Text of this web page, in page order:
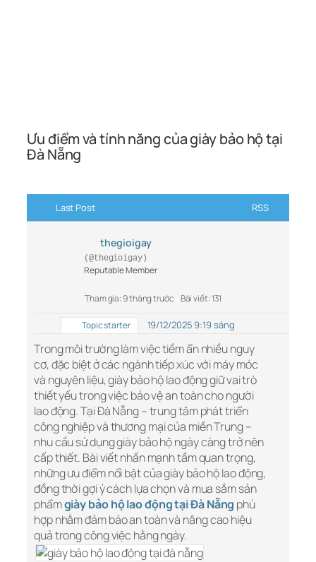
Ưu điểm và tính năng của giày bảo hộ tại
Đà Nẵng
Last Post RSS
thegioigay
(@thegioigay)
Reputable Member
Tham gia: 9 tháng trước Bài viết: 131
Topic starter 19/12/2025 9:19 sáng
Trong môi trường làm việc tiềm ẩn nhiều nguy
cơ, đặc biệt ở các ngành tiếp xúc với máy móc
và nguyên liệu, giày bảo hộ lao động giữ vai trò
thiết yếu trong việc bảo vệ an toàn cho người
lao động. Tại Đà Nẵng – trung tâm phát triển
công nghiệp và thương mại của miền Trung –
nhu cầu sử dụng giày bảo hộ ngày càng trở nên
cấp thiết. Bài viết nhấn mạnh tầm quan trọng,
những ưu điểm nổi bật của giày bảo hộ lao động,
đồng thời gợi ý cách lựa chọn và mua sắm sản
phẩmgiày bảo hộ lao động tại Đà Nẵng phù
hợp nhằm đảm bảo an toàn và nâng cao hiệu
quả trong công việc hằng ngày.